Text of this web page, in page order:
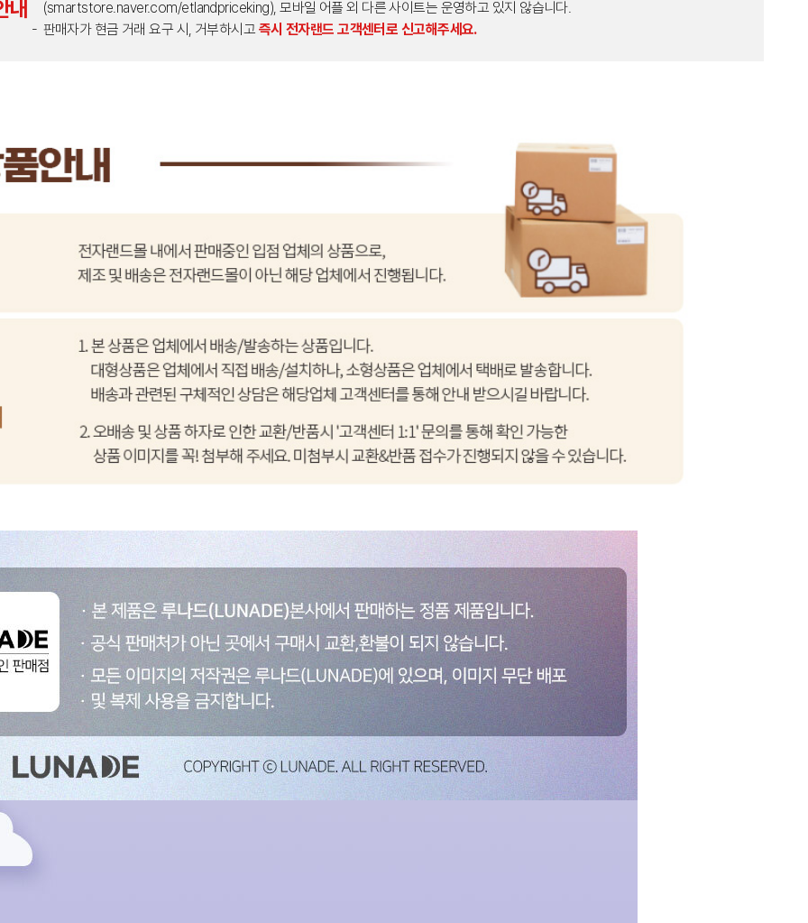
내
(smartstore.naver.com/etlandpriceking), 모바일 어플 외 다른 사이트는 운영하고 있지 않습니다.
판매자가 현금 거래 요구 시, 거부하시고 즉시 전자랜드 고객센터로 신고해주세요.